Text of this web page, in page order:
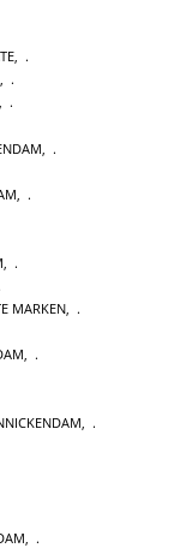
,
,
,
MARKEN,
,
,